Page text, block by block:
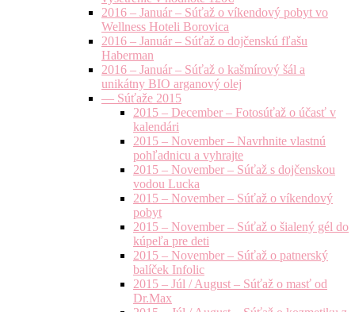
2016 – Január – Súťaž o víkendový pobyt vo
Wellness Hoteli Borovica
2016 – Január – Súťaž o dojčenskú fľašu
Haberman
2016 – Január – Súťaž o kašmírový šál a
unikátny BIO arganový olej
— Súťaže 2015
2015 – December – Fotosúťaž o účasť v
kalendári
2015 – November – Navrhnite vlastnú
pohľadnicu a vyhrajte
2015 – November – Súťaž s dojčenskou
vodou Lucka
2015 – November – Súťaž o víkendový
pobyt
2015 – November – Súťaž o šialený gél do
kúpeľa pre deti
2015 – November – Súťaž o patnerský
balíček Infolic
2015 – Júl / August – Súťaž o masť od
Dr.Max